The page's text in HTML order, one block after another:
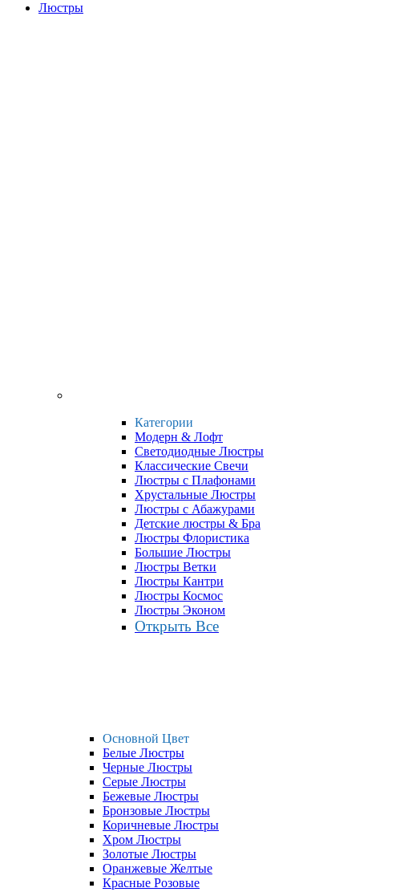
Люстры
Категории
Модерн & Лофт
Светодиодные Люстры
Классические Свечи
Люстры с Плафонами
Хрустальные Люстры
Люстры с Абажурами
Детские люстры & Бра
Люстры Флористика
Большие Люстры
Люстры Ветки
Люстры Кантри
Люстры Космос
Люстры Эконом
Открыть Все
Основной Цвет
Белые Люстры
Черные Люстры
Серые Люстры
Бежевые Люстры
Бронзовые Люстры
Коричневые Люстры
Хром Люстры
Золотые Люстры
Оранжевые Желтые
Красные Розовые